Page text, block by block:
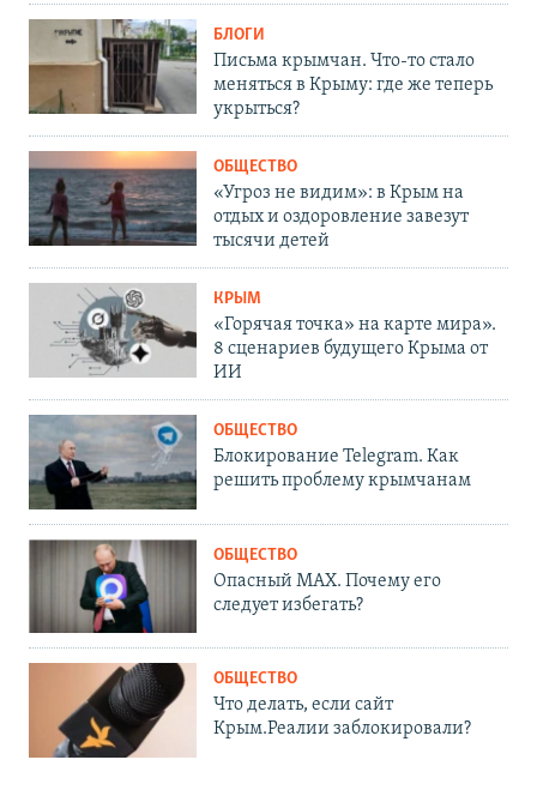
БЛОГИ
Письма крымчан. Что-то стало
меняться в Крыму: где же теперь
укрыться?
ОБЩЕСТВО
«Угроз не видим»: в Крым на
отдых и оздоровление завезут
тысячи детей
КРЫМ
«Горячая точка» на карте мира».
8 сценариев будущего Крыма от
ИИ
ОБЩЕСТВО
Блокирование Telegram. Как
решить проблему крымчанам
ОБЩЕСТВО
Опасный MAX. Почему его
следует избегать?
ОБЩЕСТВО
Что делать, если сайт
Крым.Реалии заблокировали?